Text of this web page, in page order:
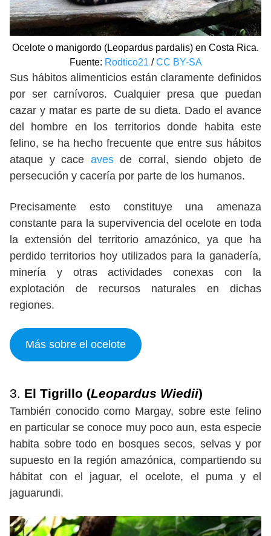
Ocelote o manigordo (Leopardus pardalis) en Costa Rica.
Fuente: Rodtico21 /CC BY-SA
Sus hábitos alimenticios están claramente definidos
por ser carnívoros. Cualquier presa que puedan
cazar y matar es parte de su dieta. Dado el avance
del hombre en los territorios donde habita este
felino, se ha hecho frecuente que entre sus hábitos
ataque y cace aves de corral, siendo objeto de
persecución y cacería por parte de los humanos.
Precisamente esto constituye una amenaza
constante para la supervivencia del ocelote en toda
la extensión del territorio amazónico, ya que ha
perdido territorios hoy utilizados para la ganadería,
minería y otras actividades conexas con la
explotación de recursos naturales en dichas
regiones.
Más sobre el ocelote
3. El Tigrillo (Leopardus Wiedii)
También conocido como Margay, sobre este felino
en particular se conoce muy poco aun, esta especie
habita sobre todo en bosques secos, selvas y por
supuesto en la región amazónica, compartiendo su
hábitat con el jaguar, el ocelote, el puma y el
jaguarundi.